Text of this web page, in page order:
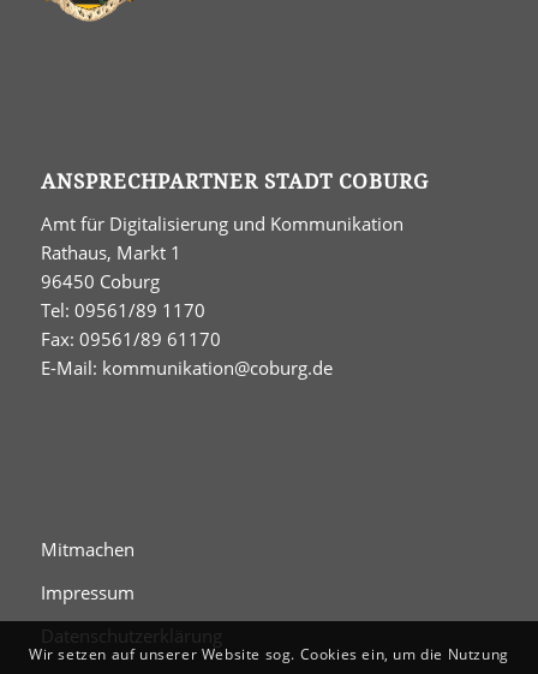
ANSPRECHPARTNER STADT COBURG
Amt für Digitalisierung und Kommunikation
Rathaus, Markt 1
96450 Coburg
Tel: 09561/89 1170
Fax: 09561/89 61170
E-Mail: kommunikation@coburg.de
Mitmachen
Impressum
Datenschutzerklärung
Wir setzen auf unserer Website sog. Cookies ein, um die Nutzung